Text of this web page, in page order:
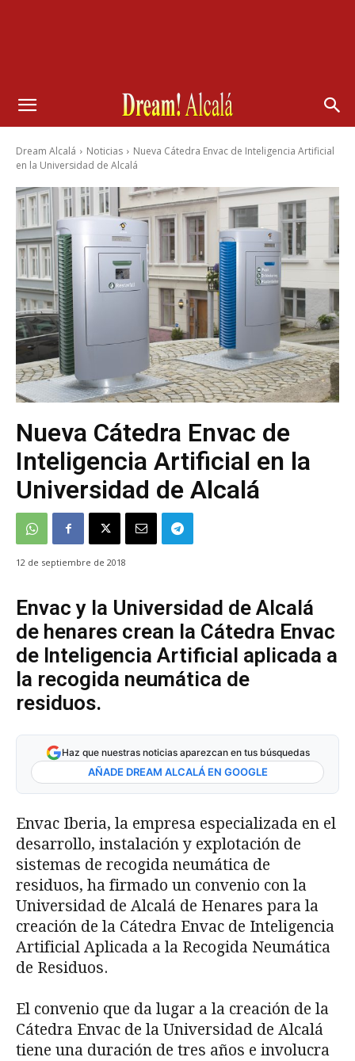
Dream Alcalá Noticias
Nueva Cátedra Envac de Inteligencia Artificial
en la Universidad de Alcalá
Nueva Cátedra Envac de
Inteligencia Artificial en la
Universidad de Alcalá
12 de septiembre de 2018
Envac y la Universidad de Alcalá
de henares crean la Cátedra Envac
de Inteligencia Artificial aplicada a
la recogida neumática de
residuos.
Haz que nuestras noticias aparezcan en tus búsquedas
AÑADE DREAM ALCALÁ EN GOOGLE
Envac Iberia, la empresa especializada en el
desarrollo, instalación y explotación de
sistemas de recogida neumática de
residuos, ha firmado un convenio con la
Universidad de Alcalá de Henares para la
creación de la Cátedra Envac de Inteligencia
Artificial Aplicada a la Recogida Neumática
de Residuos.
El convenio que da lugar a la creación de la
Cátedra Envac de la Universidad de Alcalá
tiene una duración de tres años e involucra